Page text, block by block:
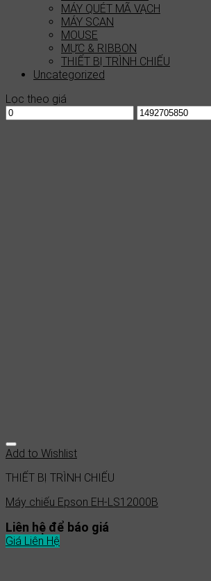
MÁY QUÉT MÃ VẠCH
MÁY SCAN
MOUSE
MỰC & RIBBON
THIẾT BỊ TRÌNH CHIẾU
Uncategorized
Lọc theo giá
Min
price
Max
price
Add to Wishlist
THIẾT BỊ TRÌNH CHIẾU
Máy chiếu Epson EH-LS12000B
Liên hệ để báo giá
Giá Liên Hệ